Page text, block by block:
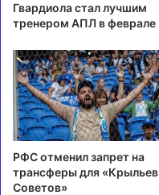
Гвардиола стал лучшим
тренером АПЛ в феврале
РФС отменил запрет на
трансферы для «Крыльев
Советов»